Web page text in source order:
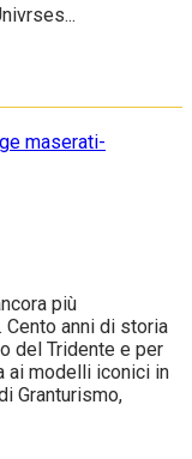
più
anni di storia
del Tridente e per
ai modelli iconici in
Granturismo,